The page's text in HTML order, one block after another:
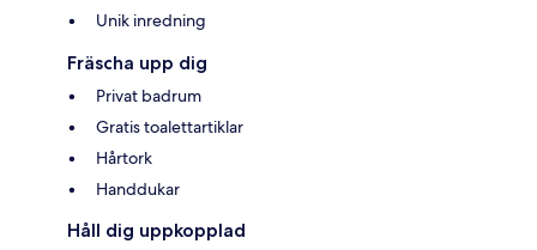
Unik inredning
Fräscha upp dig
Privat badrum
Gratis toalettartiklar
Hårtork
Handdukar
Håll dig uppkopplad